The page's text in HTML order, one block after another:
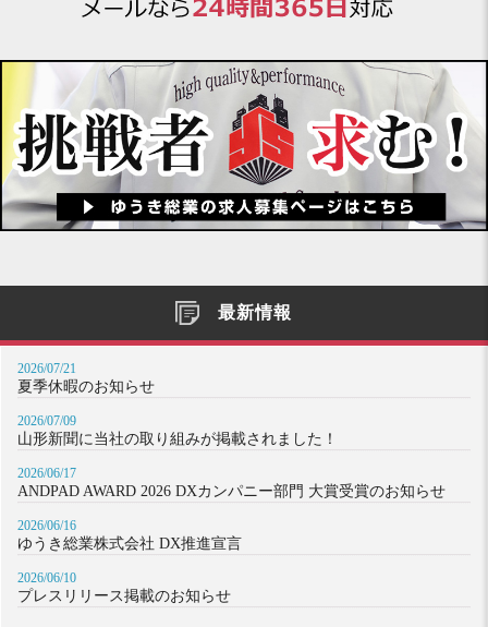
最新情報
2026/07/21
夏季休暇のお知らせ
2026/07/09
山形新聞に当社の取り組みが掲載されました！
2026/06/17
ANDPAD AWARD 2026 DXカンパニー部門 大賞受賞のお知らせ
2026/06/16
ゆうき総業株式会社 DX推進宣言
2026/06/10
プレスリリース掲載のお知らせ